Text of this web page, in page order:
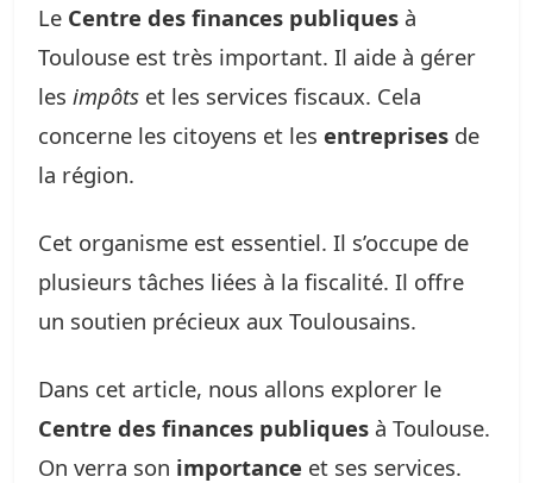
Le Centre des finances publiques à
Toulouse est très important. Il aide à gérer
les impôts et les services fiscaux. Cela
concerne les citoyens et les entreprises de
la région.
Cet organisme est essentiel. Il s’occupe de
plusieurs tâches liées à la fiscalité. Il offre
un soutien précieux aux Toulousains.
Dans cet article, nous allons explorer le
Centre des finances publiques à Toulouse.
On verra son importance et ses services.